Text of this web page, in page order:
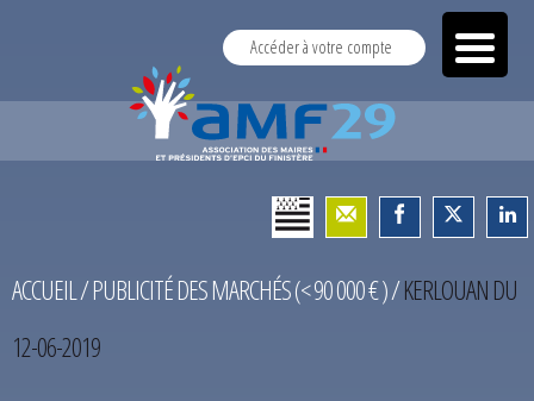
Accéder à votre compte
ACCUEIL/PUBLICITÉ DES MARCHÉS (< 90 000 € )/KERLOUAN DU
12-06-2019